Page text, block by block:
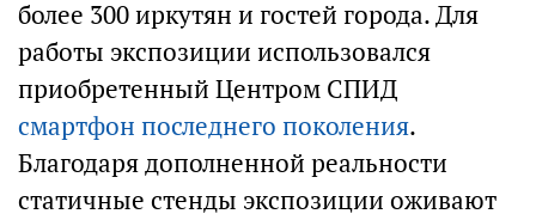
более 300 иркутян и гостей города. Для
работы экспозиции использовался
приобретенный Центром СПИД
смартфон последнего поколения.
Благодаря дополненной реальности
статичные стенды экспозиции оживают